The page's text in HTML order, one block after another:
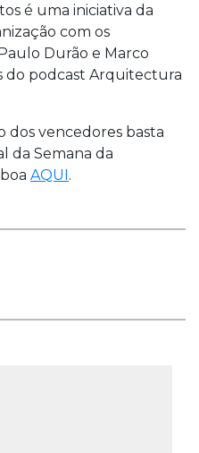
é uma iniciativa da
com os
Durão e Marco
do podcast Arquitectura
dos vencedores basta
da Semana da
AQUI.